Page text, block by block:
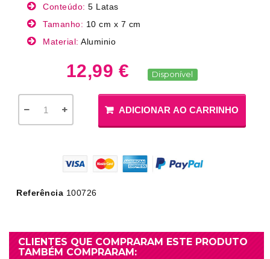
Conteúdo: 5 Latas
Tamanho: 10 cm x 7 cm
Material: Aluminio
12,99 € Disponível
ADICIONAR AO CARRINHO
Referência 100726
CLIENTES QUE COMPRARAM ESTE PRODUTO
TAMBÉM COMPRARAM: